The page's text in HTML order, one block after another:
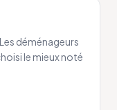
déménageurs
le mieux noté